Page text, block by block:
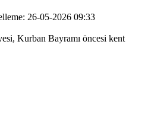
26-05-2026 09:33